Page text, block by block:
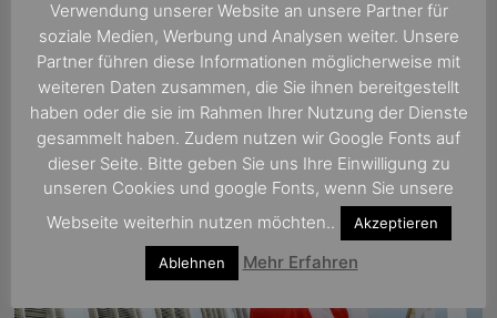
Verwendung unserer Website an unsere Partner für
soziale Medien, Werbung und Analysen weiter. Unsere
Partner führen diese Informationen möglicherweise mit
weiteren Daten zusammen, die Sie ihnen bereitgestellt
haben oder die sie im Rahmen Ihrer Nutzung der Dienste
gesammelt haben. Zudem nutzen wir Google Fonts auf
dieser Seite. Bitte geben Sie uns Ihre Einwilligung zu
unseren Cookies und google Fonts, wenn Sie unsere
Webseite weiterhin nutzen möchten..
Akzeptieren
Ablehnen Mehr Erfahren